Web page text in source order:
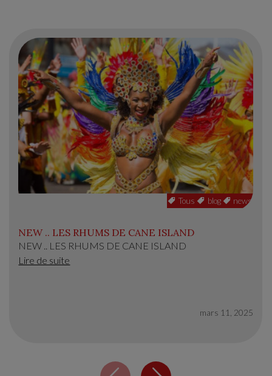
Tous blog news
NEW .. LES RHUMS DE CANE ISLAND
NEW .. LES RHUMS DE CANE ISLAND
Lire de suite
mars 11, 2025